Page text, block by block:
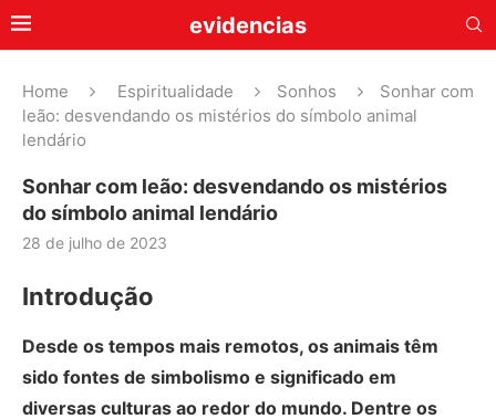
evidencias
Home Espiritualidade Sonhos
Sonhar com
leão: desvendando os mistérios do símbolo animal
lendário
Sonhar com leão: desvendando os mistérios
do símbolo animal lendário
28 de julho de 2023
Introdução
Desde os tempos mais remotos, os animais têm
sido fontes de simbolismo e significado em
diversas culturas ao redor do mundo. Dentre os